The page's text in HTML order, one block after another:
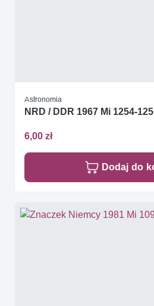
Astronomia
NRD / DDR 1967 Mi 1254-
6,00 zł
Dodaj do